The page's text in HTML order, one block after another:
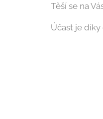
Těší se na
Účast je